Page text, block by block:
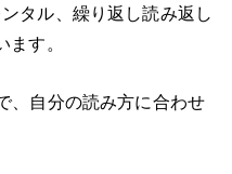
タル、繰り返し読み返し
す。
、自分の読み方に合わせ